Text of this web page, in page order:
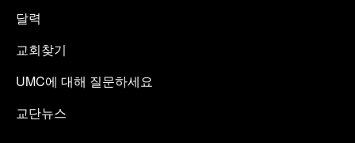
달력
교회찾기
UMC에 대해 질문하세요
교단뉴스